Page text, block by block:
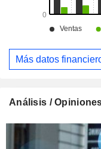
Más datos
Análisis /